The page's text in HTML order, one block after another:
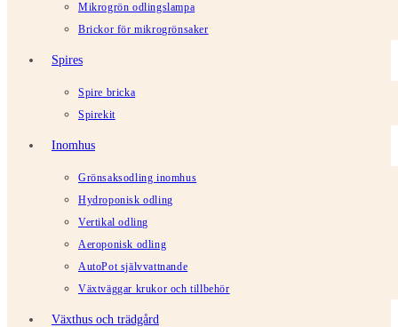
Mikrogrön odlingslampa
Brickor för mikrogrönsaker
Spires
Spire bricka
Spirekit
Inomhus
Grönsaksodling inomhus
Hydroponisk odling
Vertikal odling
Aeroponisk odling
AutoPot självvattnande
Växtväggar krukor och tillbehör
Växthus och trädgård